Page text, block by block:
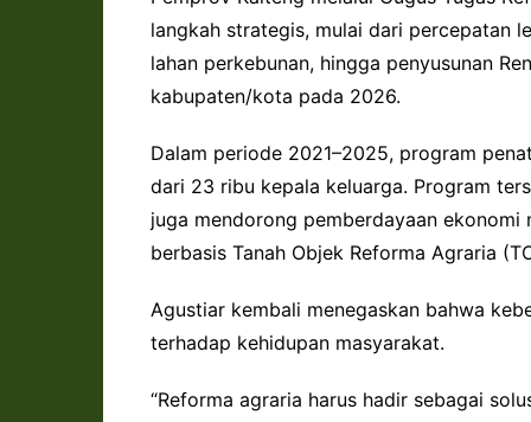
langkah strategis, mulai dari percepatan
lahan perkebunan, hingga penyusunan
kabupaten/kota pada 2026.
Dalam periode 2021–2025, program
dari 23 ribu kepala keluarga. Program
juga mendorong pemberdayaan ekonomi
berbasis Tanah Objek Reforma Agraria
Agustiar kembali menegaskan bahwa
terhadap kehidupan masyarakat.
“Reforma agraria harus hadir sebagai